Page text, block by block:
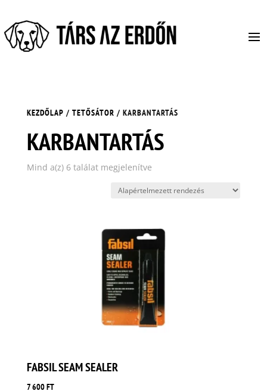
KEZDŐLAP / TETŐSÁTOR / KARBANTARTÁS
KARBANTARTÁS
Mind a(z) 6 találat megjelenítve
FABSIL SEAM SEALER
7 600FT